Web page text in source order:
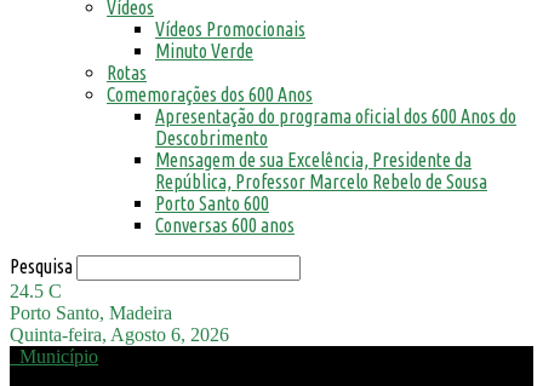
Vídeos
Vídeos Promocionais
Minuto Verde
Rotas
Comemorações dos 600 Anos
Apresentação do programa oficial dos 600 Anos do
Descobrimento
Mensagem de sua Excelência, Presidente da
República, Professor Marcelo Rebelo de Sousa
Porto Santo 600
Conversas 600 anos
Pesquisa
24.5 C
Porto Santo, Madeira
Quinta-feira, Agosto 6, 2026
Município